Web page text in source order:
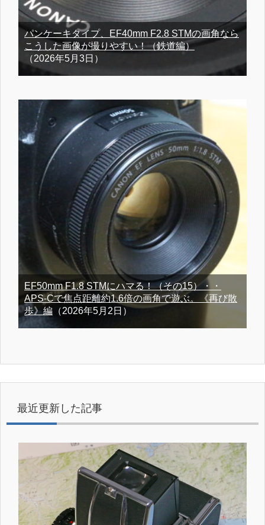
パンケーキタイプ、EF40mm F2.8 STMの画角なら
こうした画像が撮りやすい！（鉄道編）
（2026年5月3日）
EF50mm F1.8 STMにハマる！（その15）・・
APS-Cで焦点距離約1.6倍の画角で遊ぶ。《再び散
歩》編 （2026年5月2日）
最近更新した記事